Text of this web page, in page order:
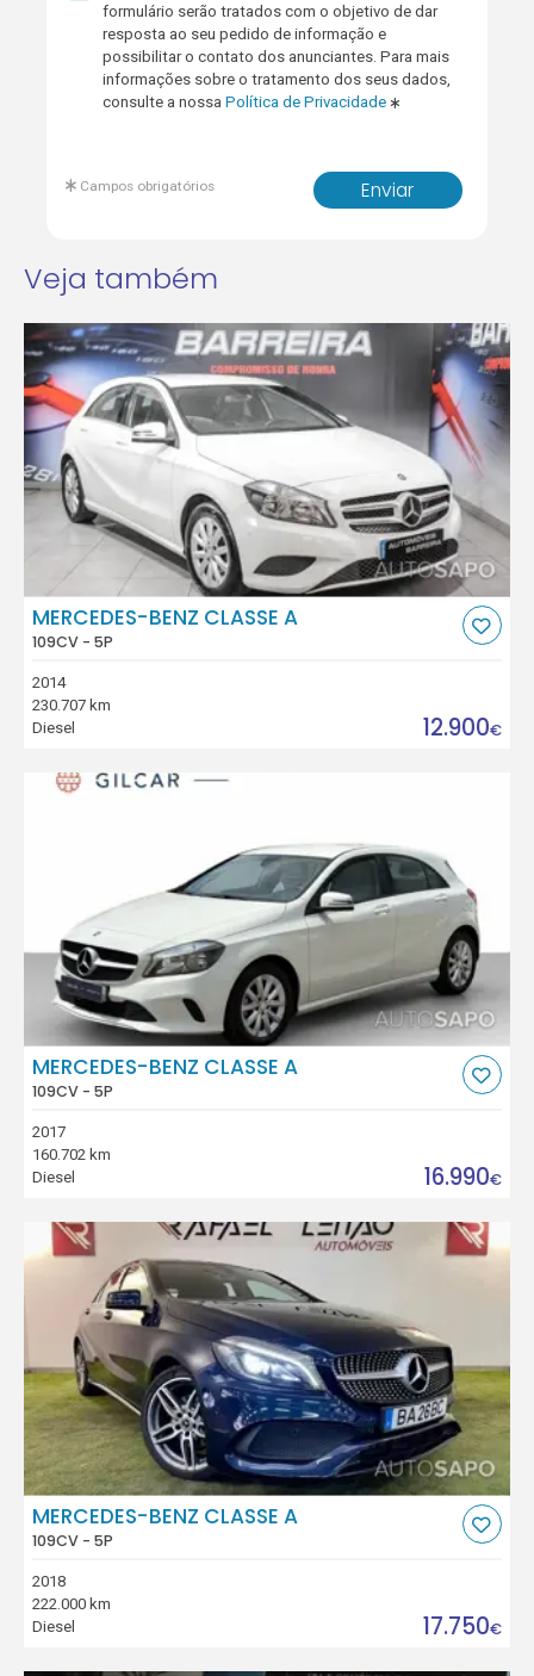
formulário serão tratados com o objetivo de dar
resposta ao seu pedido de informação e
possibilitar o contato dos anunciantes. Para mais
informações sobre o tratamento dos seus dados,
consulte a nossaPolítica de Privacidade
Enviar
Campos obrigatórios
Veja também
MERCEDES-BENZ CLASSE A
109CV - 5P
2014
230.707 km
Diesel
12.900€
MERCEDES-BENZ CLASSE A
109CV - 5P
2017
160.702 km
Diesel
16.990€
MERCEDES-BENZ CLASSE A
109CV - 5P
2018
222.000 km
Diesel
17.750€